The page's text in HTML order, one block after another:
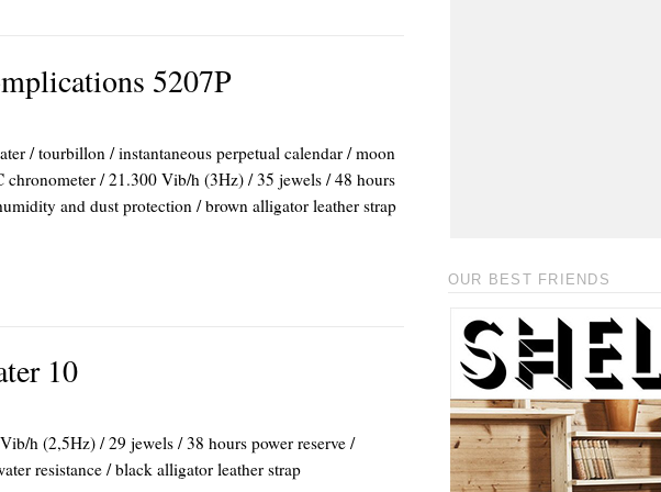
5207P
/ tourbillon / instantaneous perpetual calendar / moon
chronometer / 21.300 Vib/h (3Hz) / 35 jewels / 48 hours
and dust protection / brown alligator leather strap
10
h (2,5Hz) / 29 jewels / 38 hours power reserve /
resistance / black alligator leather strap
OUR BEST FRIENDS